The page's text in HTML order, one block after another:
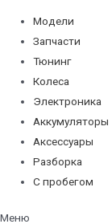
Модели
Запчасти
Тюнинг
Колеса
Электроника
Аккумуляторы
Аксессуары
Разборка
С пробегом
Меню